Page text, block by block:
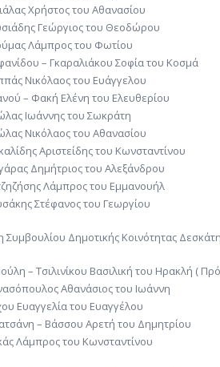
Χρήστος του Αθανασίου
Γεώργιος του Θεοδώρου
Λάμπρος του Φωτίου
– Γκαραλιάκου Σοφία του Κοσμά
Νικόλαος του Ευάγγελου
– Φακή Ελένη του Ελευθερίου
Ιωάννης του Σωκράτη
Νικόλαος του Αθανασίου
Αριστείδης του Κωνσταντίνου
Δημήτριος του Αλεξάνδρου
Λάμπρος του Εμμανουήλ
Στέφανος του Γεωργίου
Συμβουλίου Δημοτικής Κοινότητας
– Τσιλινίκου Βασιλική του Ηρακλή (
Αθανάσιος του Ιωάννη
Ευαγγελία του Ευαγγέλου
– Βάσσου Αρετή του Δημητρίου
Λάμπρος του Κωνσταντίνου